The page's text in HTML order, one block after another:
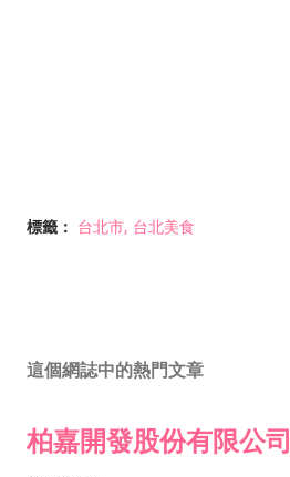
標籤： 台北市 台北美食
這個網誌中的熱門文章
柏嘉開發股份有限公司